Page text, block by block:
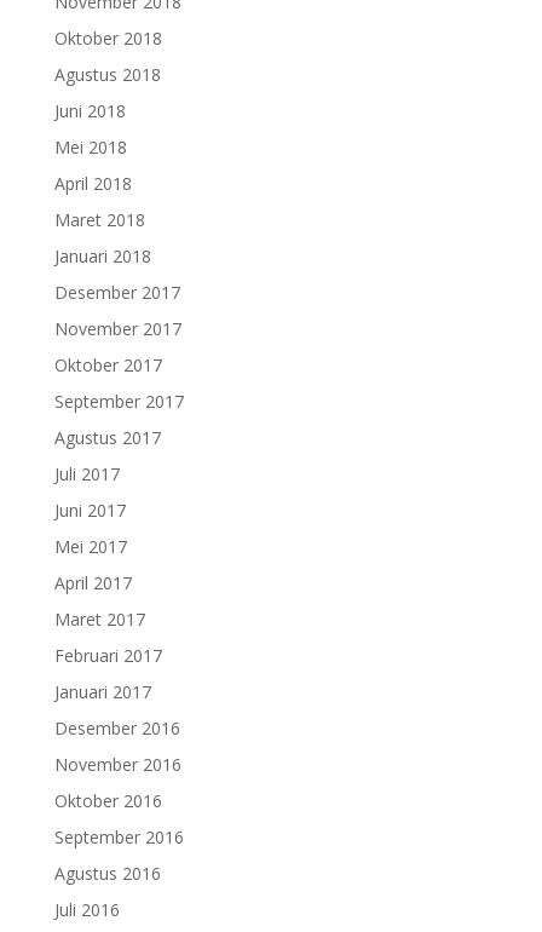
Oktober 2018
Agustus 2018
Juni 2018
Mei 2018
April 2018
Maret 2018
Januari 2018
Desember 2017
November 2017
Oktober 2017
September 2017
Agustus 2017
Juli 2017
Juni 2017
Mei 2017
April 2017
Maret 2017
Februari 2017
Januari 2017
Desember 2016
November 2016
Oktober 2016
September 2016
Agustus 2016
Juli 2016